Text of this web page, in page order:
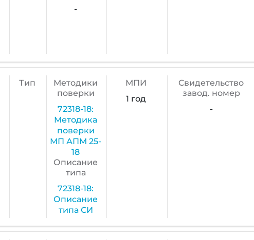
-
Тип
Методики
поверки
72318-18:
Методика
поверки
МП АПМ 25-
18
Описание
типа
72318-18:
Описание
типа СИ
МПИ
1 год
Cвидетельство
завод. номер
-